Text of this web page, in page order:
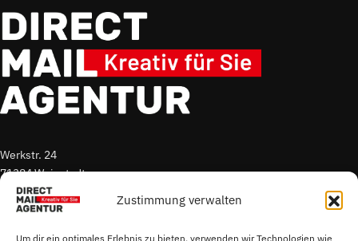
Zustimmung verwalten
Um dir ein optimales Erlebnis zu bieten, verwenden wir Technologien wie
Werkstr. 24
71384 Weinstadt
T. +49 7151 96 52 300